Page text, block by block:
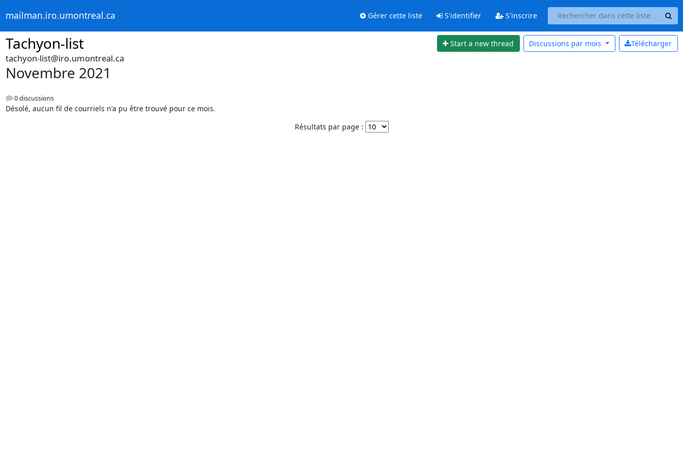
mailman.iro.umontreal.ca Gérer cette liste S'identifier S'inscrire
Tachyon-list Start a new thread Télécharger
Discussions par mois
tachyon-list@iro.umontreal.ca
Novembre 2021
0 discussions
Désolé, aucun fil de courriels n'a pu être trouvé pour ce mois.
Résultats par page :